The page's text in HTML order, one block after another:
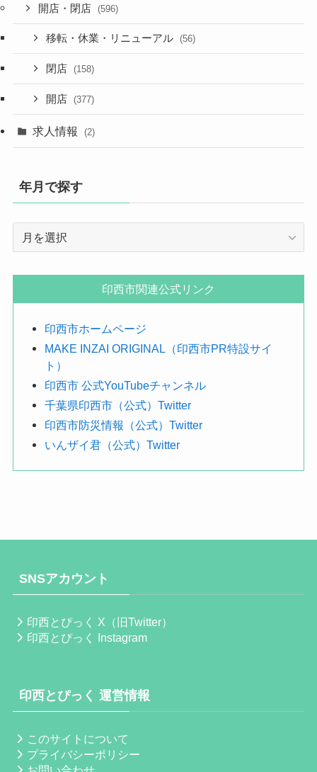
開店・閉店 (596)
移転・休業・リニューアル (56)
閉店 (158)
開店 (377)
求人情報 (2)
年月で探す
す
印西市関連公式リンク
印西市ホームページ
MAKE INZAI ORIGINAL（印西市PR特設サイ
ト）
印西市 公式YouTubeチャンネル
千葉県印西市（公式）Twitter
印西市防災情報（公式）Twitter
いんザイ君（公式）Twitter
SNSアカウント
印西とぴっく X（旧Twitter）
印西とぴっく Instagram
印西とぴっく 運営情報
このサイトについて
プライバシーポリシー